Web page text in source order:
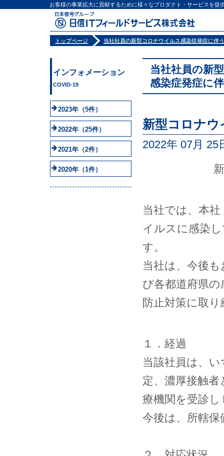
お客様の事業拡大に貢献するために様々なプロダクト・サービスを提
トップページ 当社社員の新型コロナウイルス感染症発症に伴
インフォメーション
COVID-19
2023年 （5件）
2022年 （25件）
2021年 （2件）
2020年 （1件）
当社社員の新
感染症発症に
新型コロナウ
2022年 07月 25
当社では、本
イルスに感染
す。
当社は、今後
び各都道府県
防止対策に取
１．経過
当該社員は、
定、濃厚接触
療機関を受診
今後は、所轄